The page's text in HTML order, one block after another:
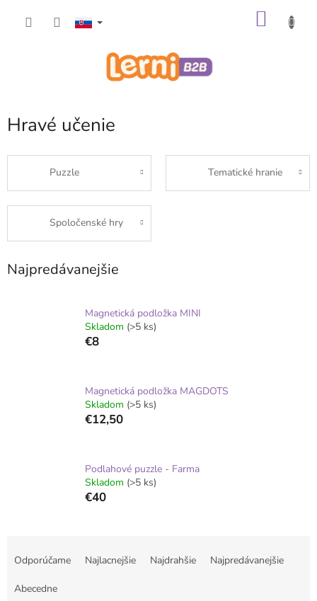
Hravé učenie
Puzzle Tematické hranie
Spoločenské hry
Najpredávanejšie
Magnetická podložka MINI
Skladom (>5 ks)
€8
Magnetická podložka MAGDOTS
Skladom (>5 ks)
€12,50
Podlahové puzzle - Farma
Skladom (>5 ks)
€40
Odporúčame Najlacnejšie Najdrahšie Najpredávanejšie
Abecedne